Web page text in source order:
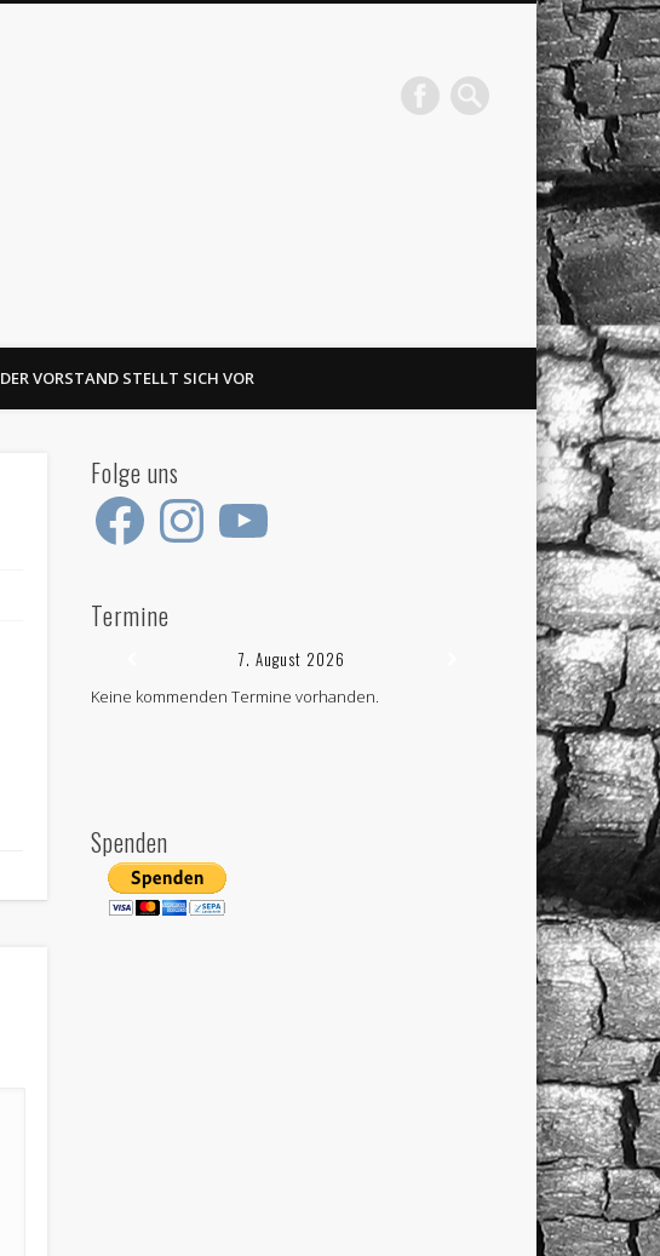
DER VORSTAND STELLT SICH VOR
Folge uns
Facebook Instagram
Termine
7. August 2026
Keine kommenden Termine vorhanden.
Spenden